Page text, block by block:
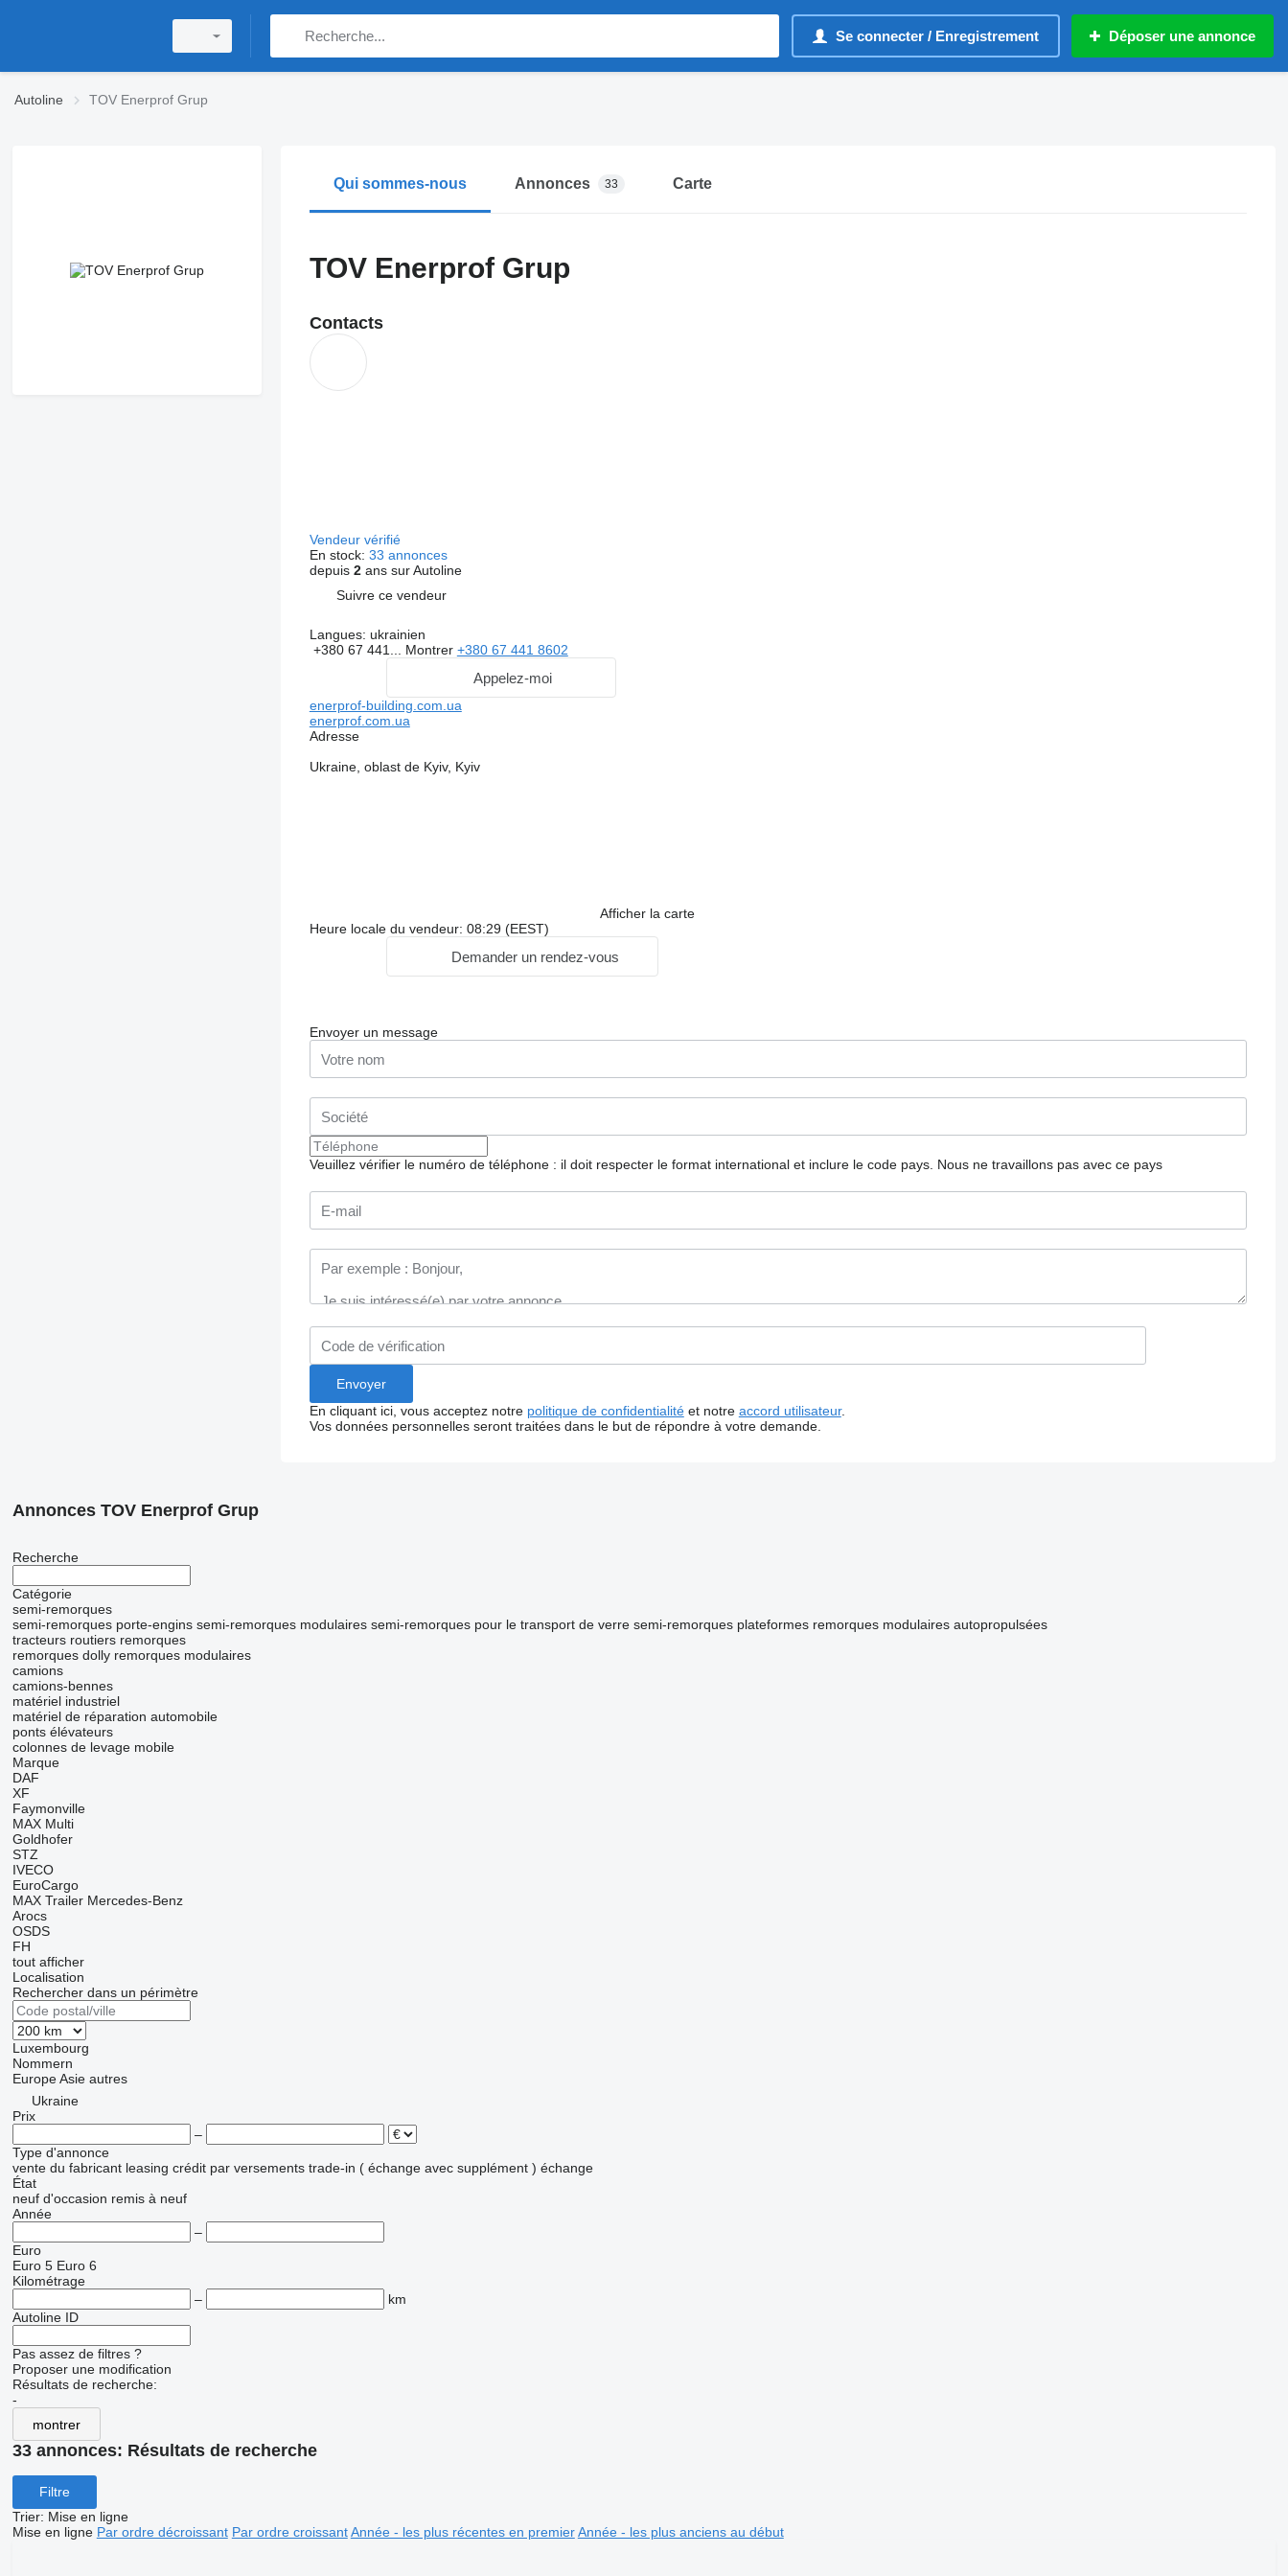
Se connecter / Enregistrement Déposer une annonce
Autoline TOV Enerprof Grup
Qui sommes-nous Annonces 33 Carte
TOV Enerprof Grup
Contacts
Vendeur vérifié
En stock: 33 annonces
depuis 2ans sur Autoline
Suivre ce vendeur
Langues: ukrainien
+380 67 441... Montrer +380 67 441 8602
Appelez-moi
enerprof-building.com.ua
enerprof.com.ua
Adresse
Ukraine, oblast de Kyiv, Kyiv
Afficher la carte
Heure locale du vendeur: 08:29 (EEST)
Demander un rendez-vous
Envoyer un message
Veuillez vérifier le numéro de téléphone : il doit respecter le format international et inclure le code pays. Nous ne travaillons pas avec ce pays
En cliquant ici, vous acceptez notre politique de confidentialitéet notre accord utilisateur.
Vos données personnelles seront traitées dans le but de répondre à votre demande.
Annonces TOV Enerprof Grup
Recherche
Catégorie
semi-remorques
semi-remorques porte-engins semi-remorques modulaires semi-remorques pour le transport de verre semi-remorques plateformes remorques modulaires autopropulsées
tracteurs routiers remorques
remorques dolly remorques modulaires
camions
camions-bennes
matériel industriel
matériel de réparation automobile
ponts élévateurs
colonnes de levage mobile
Marque
DAF
XF
Faymonville
MAX Multi
Goldhofer
STZ
IVECO
EuroCargo
MAX Trailer Mercedes-Benz
Arocs
OSDS
FH
tout afficher
Localisation
Rechercher dans un périmètre
Luxembourg
Nommern
Europe Asie autres
Ukraine
Prix
–
Type d'annonce
vente du fabricant leasing crédit par versements trade-in ( échange avec supplément ) échange
État
neuf d'occasion remis à neuf
Année
–
Euro
Euro 5 Euro 6
Kilométrage
–
km
Autoline ID
Pas assez de filtres ?
Proposer une modification
Résultats de recherche:
-
montrer
33 annonces: Résultats de recherche
Filtre
Trier: Mise en ligne
Mise en ligne Par ordre décroissant Par ordre croissant Année - les plus récentes en premier Année - les plus anciens au début